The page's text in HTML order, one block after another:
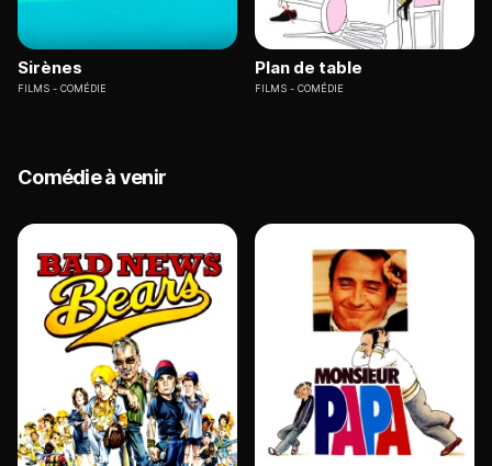
Sirènes
FILMS COMÉDIE
Plan de table
FILMS COMÉDIE
Comédie à venir